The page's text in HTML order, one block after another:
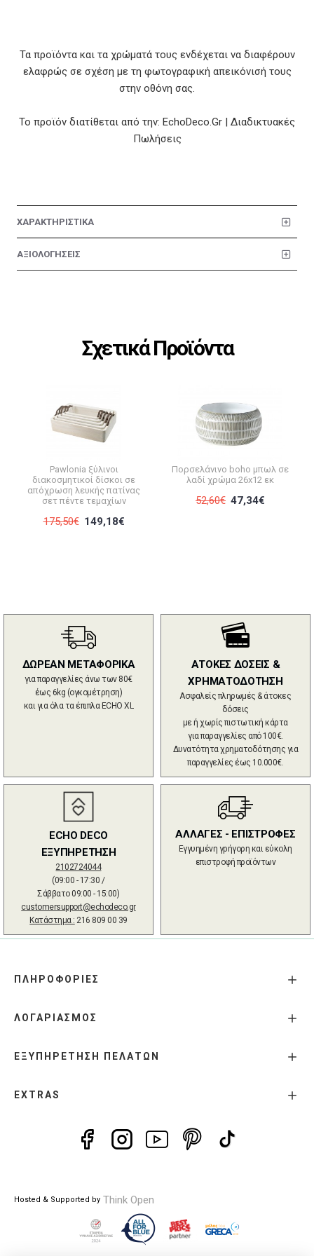
Τα προϊόντα και τα χρώματά τους ενδέχεται να διαφέρουν
ελαφρώς σε σχέση με τη φωτογραφική απεικόνισή τους
στην οθόνη σας.
Το προϊόν διατίθεται από την: EchoDeco.Gr | Διαδικτυακές
Πωλήσεις
ΧΑΡΑΚΤΗΡΙΣΤΙΚΑ
ΑΞΙΟΛΟΓΗΣΕΙΣ
Σχετικά Προϊόντα
Pawlonia ξύλινοι
διακοσμητικοί δίσκοι σε
απόχρωση λευκής πατίνας
σετ πέντε τεμαχίων
175,50€ 149,18€
Πορσελάνινο boho μπωλ σε
λαδί χρώμα 26x12 εκ
52,60€ 47,34€
ΔΩΡΕΑΝ ΜΕΤΑΦΟΡΙΚΑ
για παραγγελίες άνω των 80€
έως 6kg (ογκομέτρηση)
και για όλα τα έπιπλα ECHO XL
ΑΤΟΚΕΣ ΔΟΣΕΙΣ &
ΧΡΗΜΑΤΟΔΟΤΗΣΗ
Ασφαλείς πληρωμές & άτοκες
δόσεις
με ή χωρίς πιστωτική κάρτα
για παραγγελίες από 100€.
Δυνατότητα χρηματοδότησης για
παραγγελίες έως 10.000€.
ECHO DECO
ΕΞΥΠΗΡΕΤΗΣΗ
2102724044
(09:00 - 17:30 /
Σάββατο 09:00 - 15:00)
customersupport@echodeco.gr
Κατάστημα : 216 809 00 39
ΑΛΛΑΓΕΣ - ΕΠΙΣΤΡΟΦΕΣ
Εγγυημένη γρήγορη και εύκολη
επιστροφή προϊόντων
ΠΛΗΡΟΦΟΡΙΕΣ
ΛΟΓΑΡΙΑΣΜΟΣ
ΕΞΥΠΗΡΕΤΗΣΗ ΠΕΛΑΤΩΝ
EXTRAS
Hosted & Supported by Think Open